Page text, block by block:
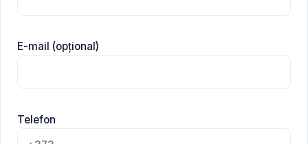
E-mail (opțional)
Telefon